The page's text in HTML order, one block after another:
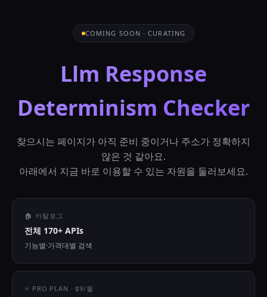
COMING SOON · CURATING
Llm Response
Determinism Checker
찾으시는 페이지가 아직 준비 중이거나 주소가 정확하지
않은 것 같아요.
아래에서 지금 바로 이용할 수 있는 자원을 둘러보세요.
🏠 카탈로그
전체 170+ APIs
기능별·가격대별 검색
⭐ PRO PLAN · $9/월